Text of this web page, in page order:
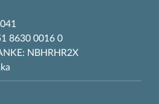
8630 0016 0
NBHRHR2X